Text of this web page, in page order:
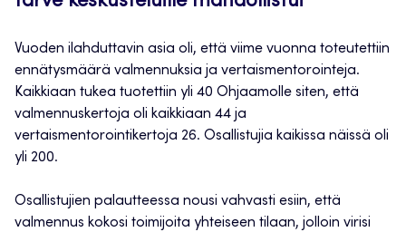
Vuoden ilahduttavin asia oli, että viime vuonna toteutettiin
ennätysmäärä valmennuksia ja vertaismentorointeja.
Kaikkiaan tukea tuotettiin yli 40 Ohjaamolle siten, että
valmennuskertoja oli kaikkiaan 44 ja
vertaismentorointikertoja 26. Osallistujia kaikissa näissä oli
yli 200.
Osallistujien palautteessa nousi vahvasti esiin, että
valmennus kokosi toimijoita yhteiseen tilaan, jolloin virisi